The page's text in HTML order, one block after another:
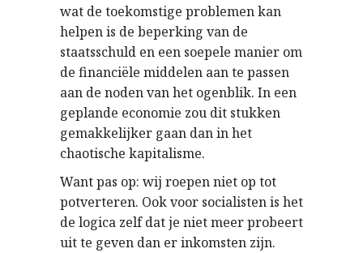
wat de toekomstige problemen kan
helpen is de beperking van de
staatsschuld en een soepele manier om
de financiële middelen aan te passen
aan de noden van het ogenblik. In een
geplande economie zou dit stukken
gemakkelijker gaan dan in het
chaotische kapitalisme.
Want pas op: wij roepen niet op tot
potverteren. Ook voor socialisten is het
de logica zelf dat je niet meer probeert
uit te geven dan er inkomsten zijn.